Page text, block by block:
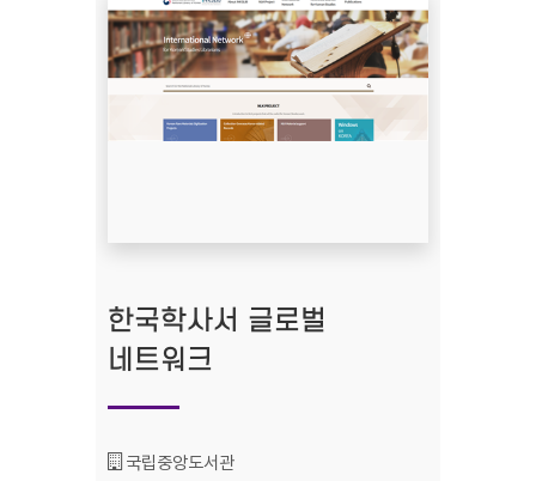
한국학사서 글로벌
네트워크
기관명 :
국립중앙도서관